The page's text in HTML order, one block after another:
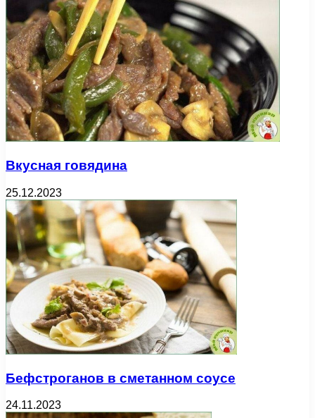
Вкусная говядина
25.12.2023
Бефстроганов в сметанном соусе
24.11.2023